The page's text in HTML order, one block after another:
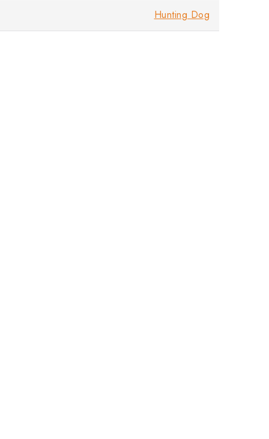
Hunting Dog